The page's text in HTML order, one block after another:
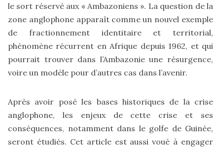
le sort réservé aux « Ambazoniens ». La question de la
zone anglophone apparaît comme un nouvel exemple
de fractionnement identitaire et territorial,
phénomène récurrent en Afrique depuis 1962, et qui
pourrait trouver dans l’Ambazonie une résurgence,
voire un modèle pour d’autres cas dans l’avenir.
Après avoir posé les bases historiques de la crise
anglophone, les enjeux de cette crise et ses
conséquences, notamment dans le golfe de Guinée,
seront étudiés. Cet article est aussi voué à engager